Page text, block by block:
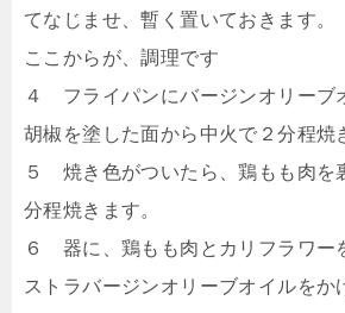
てなじませ、暫く置いておきます。
ここからが、調理です
４ フライパンにバージンオリーブ
胡椒を塗した面から中火で２分程焼
５ 焼き色がついたら、鶏もも肉を
分程焼きます。
６ 器に、鶏もも肉とカリフラワー
ストラバージンオリーブオイルをか